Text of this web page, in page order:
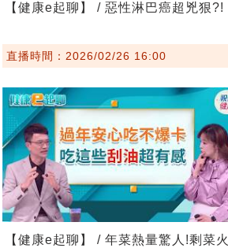
【健康e起聊】 / 惡性淋巴癌超兇狠?!
直播時間：2026/02/26 16:00
【健康e起聊】 / 年菜熱量驚人!剩菜火